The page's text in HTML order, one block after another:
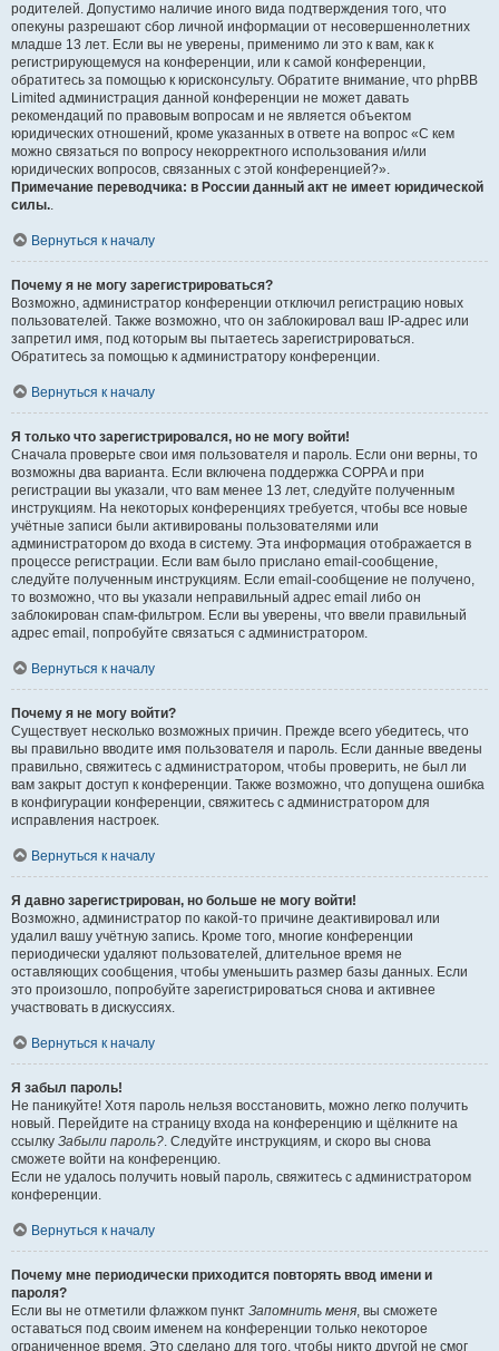
родителей. Допустимо наличие иного вида подтверждения того, что
опекуны разрешают сбор личной информации от несовершеннолетних
младше 13 лет. Если вы не уверены, применимо ли это к вам, как к
регистрирующемуся на конференции, или к самой конференции,
обратитесь за помощью к юрисконсульту. Обратите внимание, что phpBB
Limited администрация данной конференции не может давать
рекомендаций по правовым вопросам и не является объектом
юридических отношений, кроме указанных в ответе на вопрос «С кем
можно связаться по вопросу некорректного использования и/или
юридических вопросов, связанных с этой конференцией?».
Примечание переводчика: в России данный акт не имеет юридической
силы..
Вернуться к началу
Почему я не могу зарегистрироваться?
Возможно, администратор конференции отключил регистрацию новых
пользователей. Также возможно, что он заблокировал ваш IP-адрес или
запретил имя, под которым вы пытаетесь зарегистрироваться.
Обратитесь за помощью к администратору конференции.
Вернуться к началу
Я только что зарегистрировался, но не могу войти!
Сначала проверьте свои имя пользователя и пароль. Если они верны, то
возможны два варианта. Если включена поддержка COPPA и при
регистрации вы указали, что вам менее 13 лет, следуйте полученным
инструкциям. На некоторых конференциях требуется, чтобы все новые
учётные записи были активированы пользователями или
администратором до входа в систему. Эта информация отображается в
процессе регистрации. Если вам было прислано email-сообщение,
следуйте полученным инструкциям. Если email-сообщение не получено,
то возможно, что вы указали неправильный адрес email либо он
заблокирован спам-фильтром. Если вы уверены, что ввели правильный
адрес email, попробуйте связаться с администратором.
Вернуться к началу
Почему я не могу войти?
Существует несколько возможных причин. Прежде всего убедитесь, что
вы правильно вводите имя пользователя и пароль. Если данные введены
правильно, свяжитесь с администратором, чтобы проверить, не был ли
вам закрыт доступ к конференции. Также возможно, что допущена ошибка
в конфигурации конференции, свяжитесь с администратором для
исправления настроек.
Вернуться к началу
Я давно зарегистрирован, но больше не могу войти!
Возможно, администратор по какой-то причине деактивировал или
удалил вашу учётную запись. Кроме того, многие конференции
периодически удаляют пользователей, длительное время не
оставляющих сообщения, чтобы уменьшить размер базы данных. Если
это произошло, попробуйте зарегистрироваться снова и активнее
участвовать в дискуссиях.
Вернуться к началу
Я забыл пароль!
Не паникуйте! Хотя пароль нельзя восстановить, можно легко получить
новый. Перейдите на страницу входа на конференцию и щёлкните на
ссылку Забыли пароль?. Следуйте инструкциям, и скоро вы снова
сможете войти на конференцию.
Если не удалось получить новый пароль, свяжитесь с администратором
конференции.
Вернуться к началу
Почему мне периодически приходится повторять ввод имени и
пароля?
Если вы не отметили флажком пункт Запомнить меня, вы сможете
оставаться под своим именем на конференции только некоторое
ограниченное время. Это сделано для того, чтобы никто другой не смог